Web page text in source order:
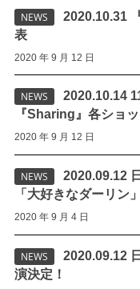
NEWS
2020.10.31
表
2020 年 9 月 12 日
NEWS
2020.10.14
『Sharing』各ショ
2020 年 9 月 12 日
NEWS
2020.09.12
「大好きなダーリン
2020 年 9 月 4 日
NEWS
2020.09.12
演決定！